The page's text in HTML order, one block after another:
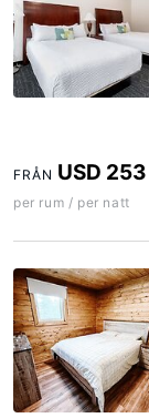
FRÅN USD 253
per rum / per natt